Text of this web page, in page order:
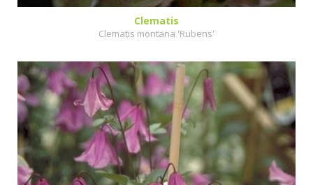
Clematis
Clematis montana 'Rubens'